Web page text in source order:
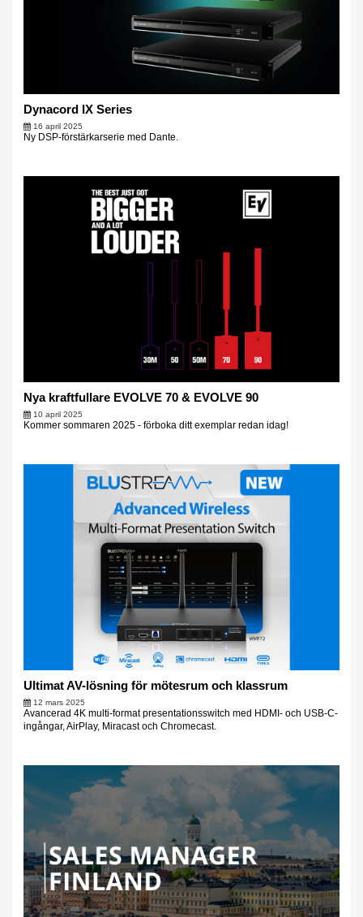
Dynacord IX Series
16 april 2025
Ny DSP-förstärkarserie med Dante.
Nya kraftfullare EVOLVE 70 & EVOLVE 90
10 april 2025
Kommer sommaren 2025 - förboka ditt exemplar redan idag!
Ultimat AV-lösning för mötesrum och klassrum
12 mars 2025
Avancerad 4K multi-format presentationsswitch med HDMI- och USB-C-
ingångar, AirPlay, Miracast och Chromecast.